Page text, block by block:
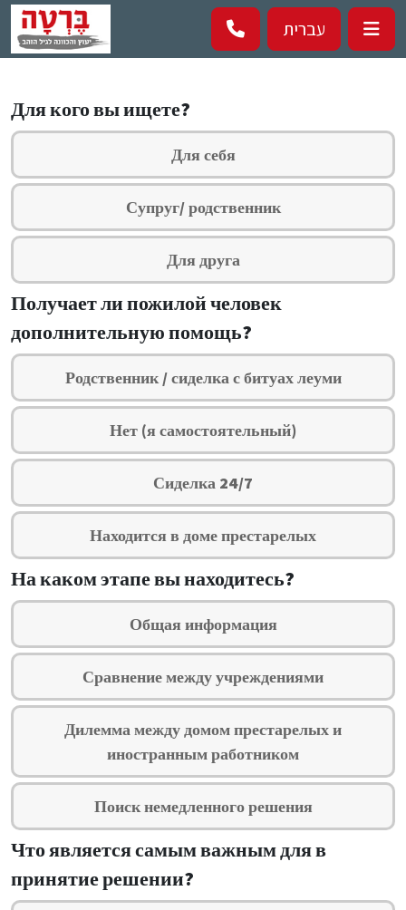
Перейти к основному содержанию
עברית
Для кого вы ищете?
Для себя
Супруг/ родственник
Для друга
Получает ли пожилой человек
дополнительную помощь?
Родственник / сиделка с битуах леуми
Нет (я самостоятельный)
Сиделка 24/7
Находится в доме престарелых
На каком этапе вы находитесь?
Общая информация
Сравнение между учреждениями
Дилемма между домом престарелых и
иностранным работником
Поиск немедленного решения
Что является самым важным для в
принятие решении?